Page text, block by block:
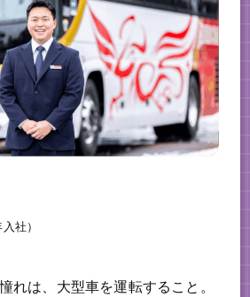
社）
れは、大型車を運転すること。